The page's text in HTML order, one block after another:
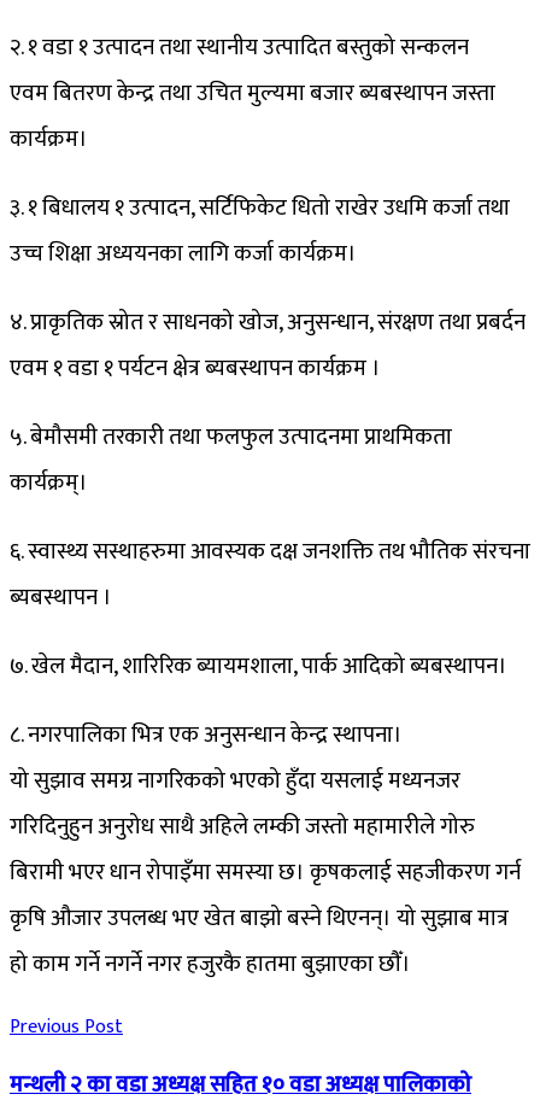
२. १ वडा १ उत्पादन तथा स्थानीय उत्पादित बस्तुको सन्कलन
एवम बितरण केन्द्र तथा उचित मुल्यमा बजार ब्यबस्थापन जस्ता
कार्यक्रम।
३. १ बिधालय १ उत्पादन, सर्टिफिकेट धितो राखेर उधमि कर्जा तथा
उच्च शिक्षा अध्ययनका लागि कर्जा कार्यक्रम।
४. प्राकृतिक स्रोत र साधनको खोज, अनुसन्धान, संरक्षण तथा प्रबर्दन
एवम १ वडा १ पर्यटन क्षेत्र ब्यबस्थापन कार्यक्रम ।
५. बेमौसमी तरकारी तथा फलफुल उत्पादनमा प्राथमिकता
कार्यक्रम्।
६. स्वास्थ्य सस्थाहरुमा आवस्यक दक्ष जनशक्ति तथ भौतिक संरचना
ब्यबस्थापन ।
७. खेल मैदान, शारिरिक ब्यायमशाला, पार्क आदिको ब्यबस्थापन।
८. नगरपालिका भित्र एक अनुसन्धान केन्द्र स्थापना।
यो सुझाव समग्र नागरिकको भएको हुँदा यसलाई मध्यनजर
गरिदिनुहुन अनुरोध साथै अहिले लम्की जस्तो महामारीले गोरु
बिरामी भएर धान रोपाइँमा समस्या छ। कृषकलाई सहजीकरण गर्न
कृषि औजार उपलब्ध भए खेत बाझो बस्ने थिएनन्। यो सुझाब मात्र
हो काम गर्ने नगर्ने नगर हजुरकै हातमा बुझाएका छौँ।
Previous Post
मन्थली २ का वडा अध्यक्ष सहित १० वडा अध्यक्ष पालिकाको